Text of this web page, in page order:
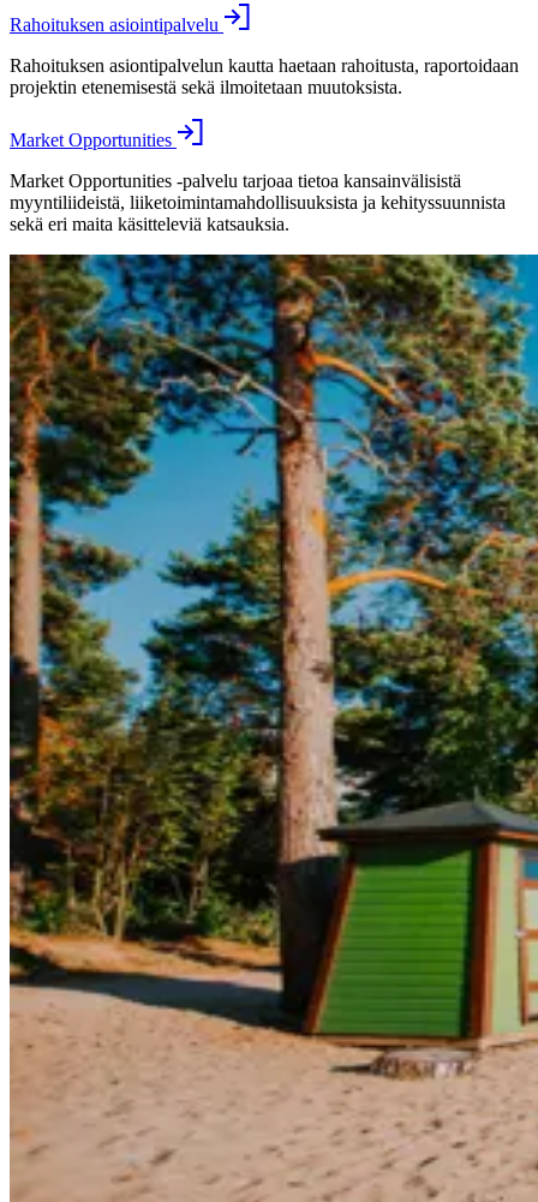
Rahoituksen asiointipalvelu
Rahoituksen asiontipalvelun kautta haetaan rahoitusta, raportoidaan
projektin etenemisestä sekä ilmoitetaan muutoksista.
Market Opportunities
Market Opportunities -palvelu tarjoaa tietoa kansainvälisistä
myyntiliideistä, liiketoimintamahdollisuuksista ja kehityssuunnista
sekä eri maita käsitteleviä katsauksia.